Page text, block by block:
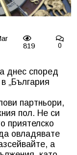
819 0
днес според
„България
партньори,
пол. Не си
приятелско
овладявате
а